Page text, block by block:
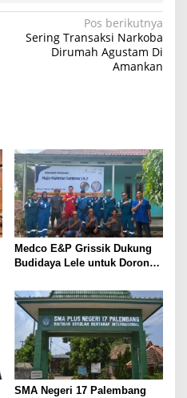
Pos berikutnya
Sering Transaksi Narkoba
Dirumah Agustam Di
Amankan
Medco E&P Grissik Dukung
Budidaya Lele untuk Dorong
Masyarakat
SMA Negeri 17 Palembang